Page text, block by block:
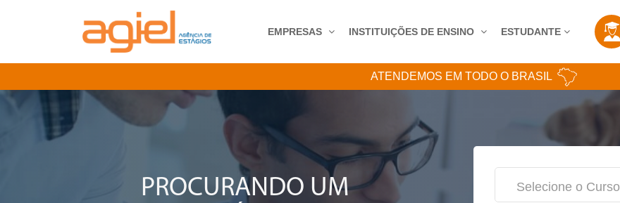
EMPRESAS INSTITUIÇÕES DE ENSINO ESTUDANTE
ATENDEMOS EM TODO O BRASIL
PROCURANDO UM
Selecione o Curso